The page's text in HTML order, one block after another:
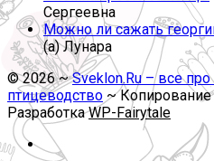
Сергеевна
Можно ли сажать
(а) Лунара
©2026~Sveklon.Ru – все
птицеводство ~
РазработкаWP-Fairytale